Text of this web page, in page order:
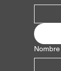
Nombre